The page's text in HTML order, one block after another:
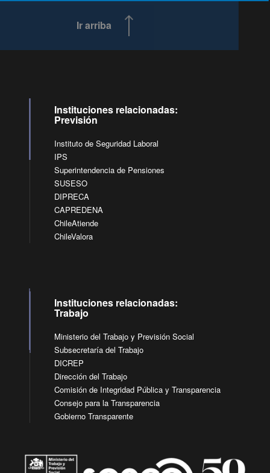
Ir arriba
Instituciones relacionadas:
Previsión
Instituto de Seguridad Laboral
IPS
Superintendencia de Pensiones
SUSESO
DIPRECA
CAPREDENA
ChileAtiende
ChileValora
Instituciones relacionadas:
Trabajo
Ministerio del Trabajo y Previsión Social
Subsecretaría del Trabajo
DICREP
Dirección del Trabajo
Comisión de Integridad Pública y Transparencia
Consejo para la Transparencia
Gobierno Transparente